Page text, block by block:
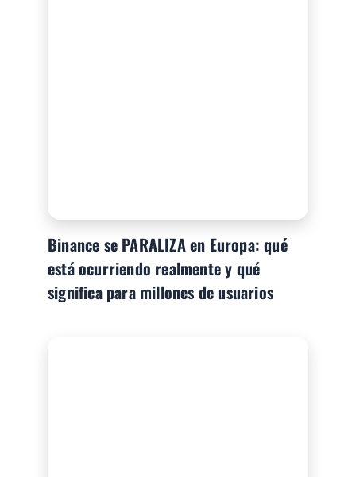
Binance se PARALIZA en Europa: qué
está ocurriendo realmente y qué
significa para millones de usuarios